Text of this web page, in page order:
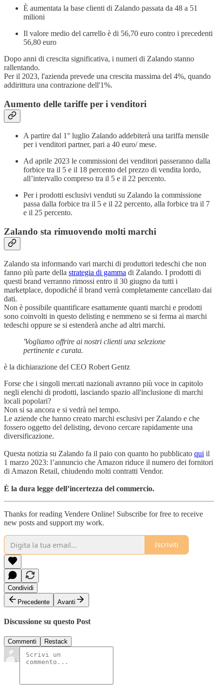
È aumentata la base clienti di Zalando passata da 48 a 51
milioni
Il valore medio del carrello è di 56,70 euro contro i precedenti
56,80 euro
Dopo anni di crescita significativa, i numeri di Zalando stanno
rallentando.
Per il 2023, l'azienda prevede una crescita massima del 4%, quando
addirittura una contrazione dell'1%.
Aumento delle tariffe per i venditori
A partire dal 1° luglio Zalando addebiterà una tariffa mensile
per i venditori partner, pari a 40 euro/ mese.
Ad aprile 2023 le commissioni dei venditori passeranno dalla
forbice tra il 5 e il 18 percento del prezzo di vendita lordo,
all’intervallo compreso tra il 5 e il 22 percento.
Per i prodotti esclusivi venduti su Zalando la commissione
passa dalla forbice tra il 5 e il 22 percento, alla forbice tra il 7
e il 25 percento.
Zalando sta rimuovendo molti marchi
Zalando sta informando vari marchi di produttori tedeschi che non
fanno più parte della strategia di gamma di Zalando. I prodotti di
questi brand verranno rimossi entro il 30 giugno da tutti i
marketplace, dopodiché il brand verrà completamente cancellato dai
dati.
Non è possibile quantificare esattamente quanti marchi e prodotti
sono coinvolti in questo delisting e nemmeno se si ferma ai marchi
tedeschi oppure se si estenderà anche ad altri marchi.
'Vogliamo offrire ai nostri clienti una selezione
pertinente e curata.
è la dichiarazione del CEO Robert Gentz
Forse che i singoli mercati nazionali avranno più voce in capitolo
negli elenchi di prodotti, lasciando spazio all'inclusione di marchi
locali popolari?
Non si sa ancora e si vedrà nel tempo.
Le aziende che hanno creato marchi esclusivi per Zalando e che
fossero oggetto del delisting, devono cercare rapidamente una
diversificazione.
Questa notizia su Zalando fa il paio con quanto ho pubblicato qui il
1 marzo 2023: l’annuncio che Amazon riduce il numero dei fornitori
di Amazon Retail, chiudendo molti contratti Vendor.
È la dura legge dell’incertezza del commercio.
Thanks for reading Vendere Online! Subscribe for free to receive
new posts and support my work.
Iscriviti
Condividi
Precedente
Avanti
Discussione su questo Post
Commenti Restack